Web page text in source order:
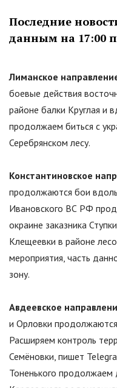
Последние
данным на 17:00
Лиманское
боевые действия
районе балки Круглая и
продолжаем биться с
Серебрянском лесу.
Константиновское
продолжаются бои
Ивановского ВС РФ
окраине заказника
Клещеевки в районе
мероприятия, часть
зону.
Авдеевское
и Орловки
Расширяем контроль
Семёновки, пишет
Тоненького продолжаем